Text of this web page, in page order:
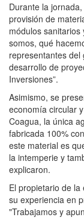
Durante la
provisión de
módulos
somos, qué
representantes
desarrollo de
Inversiones”.
Asimismo, se
economía circular
Coagua, la única
fabricada 100%
este material es
la intemperie y
explicaron.
El propietario de
su experiencia en
"Trabajamos y